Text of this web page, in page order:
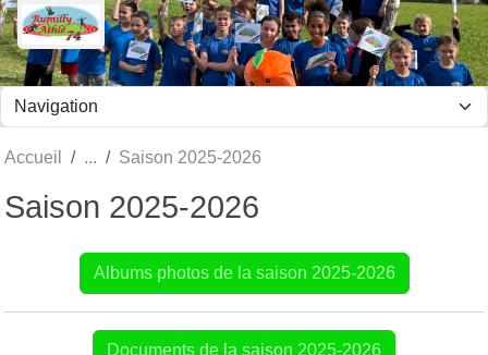
Accueil Saison 2025-2026
Saison 2025-2026
Albums photos de la saison 2025-2026
Documents de la saison 2025-2026
Panneau de gestion des cookies